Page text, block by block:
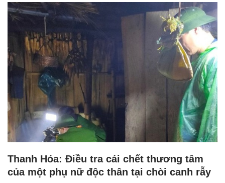
Thanh Hóa: Điều tra cái chết thương tâm
của một phụ nữ độc thân tại chòi canh rẫy